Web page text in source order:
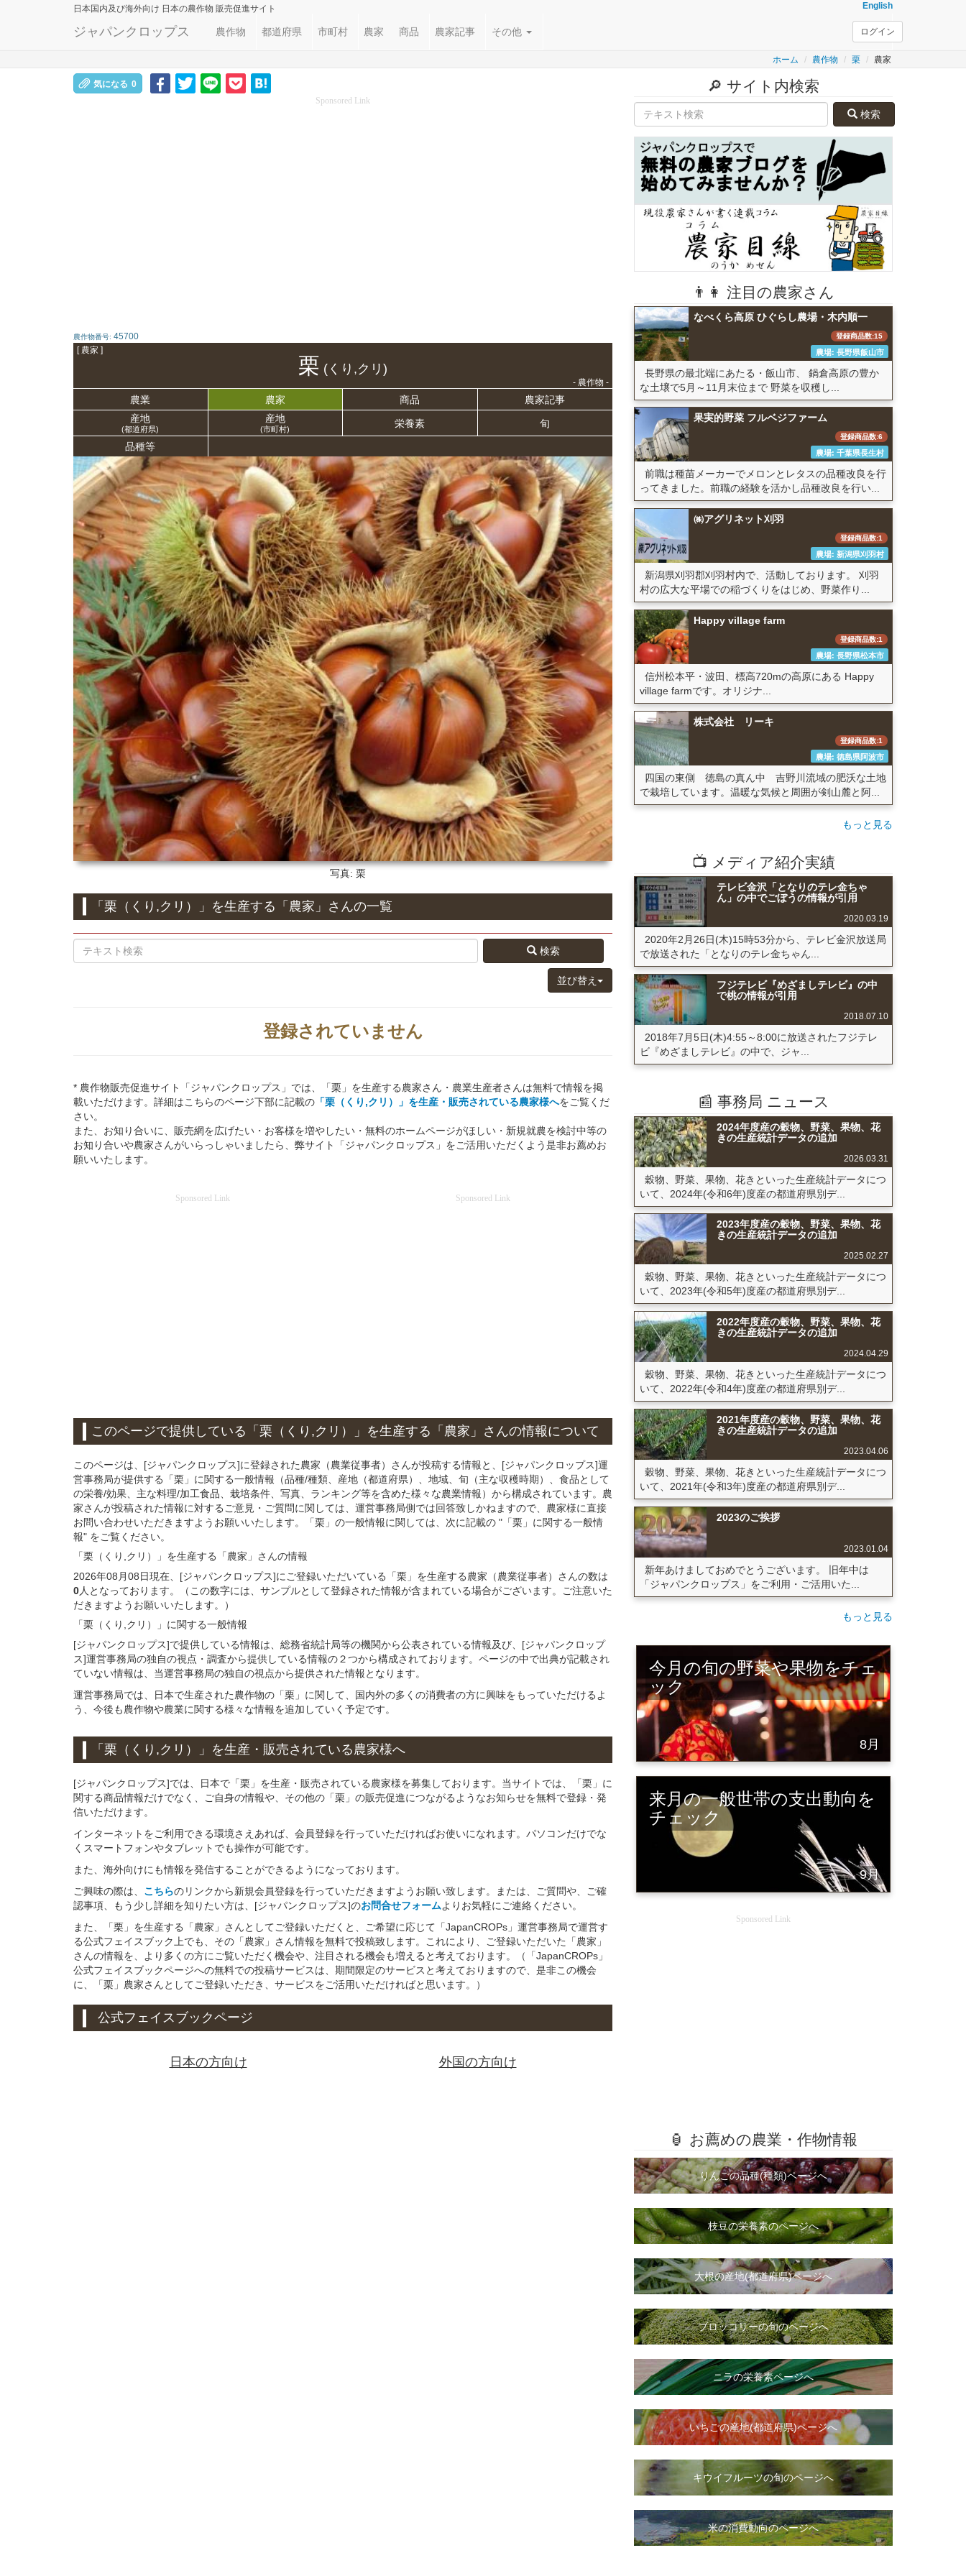
日本国内及び海外向け 日本の農作物 販売促進サイト English
ジャパンクロップス 農作物 都道府県 市町村 農家 商品 農家記事 その他 ログイン
ホーム 農作物 栗 農家
気になる 0
Sponsored Link
農作物番号: 45700
[ 農家 ]
栗 (くり,クリ)
- 農作物 -
農業 農家 商品
農家記事
産地
(都道府県)
産地
(市町村) 栄養素 旬
品種等
写真: 栗
「栗（くり,クリ）」 を生産する 「農家」さんの一覧
検索
並び替え
登録されていません
* 農作物販売促進サイト「ジャパンクロップス」では、「栗」を生産する農家さん・農業生産者さんは無料で情報を掲
載いただけます。詳細はこちらのページ下部に記載の 「栗（くり,クリ）」を生産・販売されている農家様へをご覧くだ
さい。
また、お知り合いに、販売網を広げたい・お客様を増やしたい・無料のホームページがほしい・新規就農を検討中等の
お知り合いや農家さんがいらっしゃいましたら、弊サイト「ジャパンクロップス」をご活用いただくよう是非お薦めお
願いいたします。
Sponsored Link Sponsored Link
このページで提供している 「栗（くり,クリ）」 を生産する 「農家」さんの情報について
このページは、[ジャパンクロップス]に登録された農家（農業従事者）さんが投稿する情報と、[ジャパンクロップス]運
営事務局が提供する「栗」に関する一般情報（品種/種類、産地（都道府県）、地域、旬（主な収穫時期）、食品として
の栄養/効果、主な料理/加工食品、栽培条件、写真、ランキング等を含めた様々な農業情報）から構成されています。農
家さんが投稿された情報に対するご意見・ご質問に関しては、運営事務局側では回答致しかねますので、農家様に直接
お問い合わせいただきますようお願いいたします。「栗」の一般情報に関しては、次に記載の "「栗」に関する一般情
報" をご覧ください。
「栗（くり,クリ）」 を生産する 「農家」さんの情報
2026年08月08日現在、[ジャパンクロップス]にご登録いただいている「栗」を生産する農家（農業従事者）さんの数は
0人となっております。（この数字には、サンプルとして登録された情報が含まれている場合がございます。ご注意いた
だきますようお願いいたします。）
「栗（くり,クリ）」 に関する一般情報
[ジャパンクロップス]で提供している情報は、総務省統計局等の機関から公表されている情報及び、[ジャパンクロップ
ス]運営事務局の独自の視点・調査から提供している情報の２つから構成されております。ページの中で出典が記載され
ていない情報は、当運営事務局の独自の視点から提供された情報となります。
運営事務局では、日本で生産された農作物の「栗」に関して、国内外の多くの消費者の方に興味をもっていただけるよ
う、今後も農作物や農業に関する様々な情報を追加していく予定です。
「栗（くり,クリ）」 を生産・販売されている農家様へ
[ジャパンクロップス]では、日本で「栗」を生産・販売されている農家様を募集しております。当サイトでは、「栗」に
関する商品情報だけでなく、ご自身の情報や、その他の「栗」の販売促進につながるようなお知らせを無料で登録・発
信いただけます。
インターネットをご利用できる環境さえあれば、会員登録を行っていただければお使いになれます。パソコンだけでな
くスマートフォンやタブレットでも操作が可能です。
また、海外向けにも情報を発信することができるようになっております。
ご興味の際は、 こちらのリンクから新規会員登録を行っていただきますようお願い致します。または、ご質問や、ご確
認事項、もう少し詳細を知りたい方は、[ジャパンクロップス]のお問合せフォームよりお気軽にご連絡ください。
また、「栗」を生産する「農家」さんとしてご登録いただくと、ご希望に応じて「JapanCROPs」運営事務局で運営す
る公式フェイスブック上でも、その「農家」さん情報を無料で投稿致します。これにより、ご登録いただいた「農家」
さんの情報を、より多くの方にご覧いただく機会や、注目される機会も増えると考えております。（「JapanCROPs」
公式フェイスブックページへの無料での投稿サービスは、期間限定のサービスと考えておりますので、是非この機会
に、「栗」農家さんとしてご登録いただき、サービスをご活用いただければと思います。）
公式フェイスブックページ
日本の方向け 外国の方向け
🔎 サイト内検索
検索
👨👩 注目の農家さん
なべくら高原 ひぐらし農場・木内順一
登録商品数:15
農場: 長野県飯山市
長野県の最北端にあたる・飯山市、 鍋倉高原の豊か
な土壌で5月～11月末位まで 野菜を収穫し...
果実的野菜 フルベジファーム
登録商品数:6
農場: 千葉県長生村
前職は種苗メーカーでメロンとレタスの品種改良を行
ってきました。前職の経験を活かし品種改良を行い...
㈱アグリネット刈羽
登録商品数:1
農場: 新潟県刈羽村
新潟県刈羽郡刈羽村内で、活動しております。 刈羽
村の広大な平場での稲づくりをはじめ、野菜作り...
Happy village farm
登録商品数:1
農場: 長野県松本市
信州松本平・波田、標高720mの高原にある Happy
village farmです。オリジナ...
株式会社 リーキ
登録商品数:1
農場: 徳島県阿波市
四国の東側 徳島の真ん中 吉野川流域の肥沃な土地
で栽培しています。温暖な気候と周囲が剣山麓と阿...
もっと見る
📺 メディア紹介実績
テレビ金沢「となりのテレ金ちゃ
ん」の中でごぼうの情報が引用
2020.03.19
2020年2月26日(木)15時53分から、テレビ金沢放送局
で放送された「となりのテレ金ちゃん...
フジテレビ『めざましテレビ』の中
で桃の情報が引用
2018.07.10
2018年7月5日(木)4:55～8:00に放送されたフジテレ
ビ『めざましテレビ』の中で、ジャ...
📰 事務局 ニュース
2024年度産の穀物、野菜、果物、花
きの生産統計データの追加
2026.03.31
穀物、野菜、果物、花きといった生産統計データにつ
いて、2024年(令和6年)度産の都道府県別デ...
2023年度産の穀物、野菜、果物、花
きの生産統計データの追加
2025.02.27
穀物、野菜、果物、花きといった生産統計データにつ
いて、2023年(令和5年)度産の都道府県別デ...
2022年度産の穀物、野菜、果物、花
きの生産統計データの追加
2024.04.29
穀物、野菜、果物、花きといった生産統計データにつ
いて、2022年(令和4年)度産の都道府県別デ...
2021年度産の穀物、野菜、果物、花
きの生産統計データの追加
2023.04.06
穀物、野菜、果物、花きといった生産統計データにつ
いて、2021年(令和3年)度産の都道府県別デ...
2023のご挨拶
2023.01.04
新年あけましておめでとうございます。 旧年中は
「ジャパンクロップス」をご利用・ご活用いた...
もっと見る
今月の旬の野菜や果物をチェ
ック
8月
来月の一般世帯の支出動向を
チェック
9月
Sponsored Link
🏮 お薦めの農業・作物情報
りんごの品種(種類)ページへ
枝豆の栄養素のページへ
大根の産地(都道府県)ページへ
ブロッコリーの旬のページへ
ニラの栄養素ページへ
いちごの産地(都道府県)ページへ
キウイフルーツの旬のページへ
米の消費動向のページへ